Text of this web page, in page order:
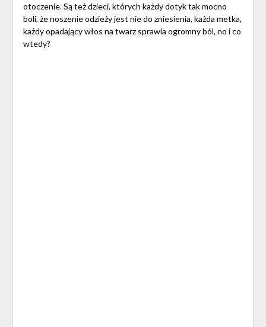
otoczenie. Są też dzieci, których każdy dotyk tak mocno
boli, że noszenie odzieży jest nie do zniesienia, każda metka,
każdy opadający włos na twarz sprawia ogromny ból, no i co
wtedy?